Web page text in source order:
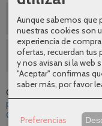
Envíos gratuitos
SEGUNDAS
Categoría: Grifería
promocion
Comentarios
Aunque sabemos que
nuestras cookies son
experiencia de
ofertas, recuerdan tus
y nos avisan si la web
"Aceptar" confirmas
saber más, por favor
Preferencias